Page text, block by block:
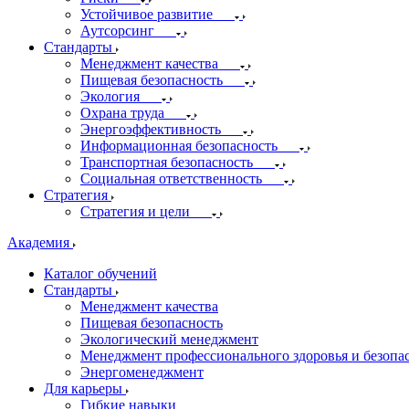
Устойчивое развитие
Аутсорсинг
Стандарты
Менеджмент качества
Пищевая безопасность
Экология
Охрана труда
Энергоэффективность
Информационная безопасность
Транспортная безопасность
Социальная ответственность
Стратегия
Стратегия и цели
Академия
Каталог обучений
Стандарты
Менеджмент качества
Пищевая безопасность
Экологический менеджмент
Менеджмент профессионального здоровья и
Энергоменеджмент
Для карьеры
Гибкие навыки